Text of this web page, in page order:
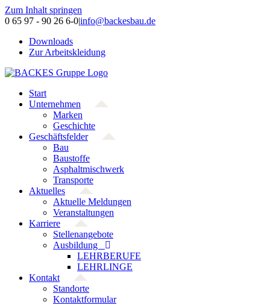
Zum Inhalt springen
0 65 97 - 90 26 6-0|info@backesbau.de
Downloads
Zur Arbeitskleidung
Start
Unternehmen
Marken
Geschichte
Geschäftsfelder
Bau
Baustoffe
Asphaltmischwerk
Transporte
Aktuelles
Aktuelle Meldungen
Veranstaltungen
Karriere
Stellenangebote
Ausbildung
LEHRBERUFE
LEHRLINGE
Kontakt
Standorte
Kontaktformular